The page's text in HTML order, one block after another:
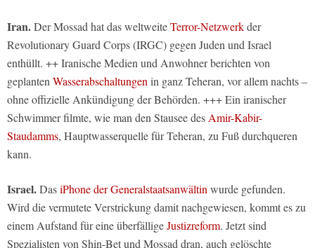
Iran.Der Mossad hat das weltweiteTerror-Netzwerkder
Revolutionary Guard Corps (IRGC) gegen Juden und Israel
enthüllt. ++ Iranische Medien und Anwohner berichten von
geplantenWasserabschaltungenin ganz Teheran, vor allem nachts –
ohne offizielle Ankündigung der Behörden. +++ Ein iranischer
Schwimmer filmte, wie man den Stausee desAmir-Kabir-
Staudamms, Hauptwasserquelle für Teheran, zu Fuß durchqueren
kann.
Israel.DasiPhone der Generalstaatsanwältinwurde gefunden.
Wird die vermutete Verstrickung damit nachgewiesen, kommt es zu
einem Aufstand für eine überfälligeJustizreform. Jetzt sind
Spezialisten von Shin-Bet und Mossad dran, auch gelöschte